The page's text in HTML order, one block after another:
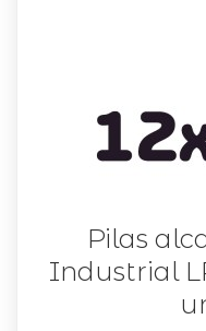
Pilas
Industrial